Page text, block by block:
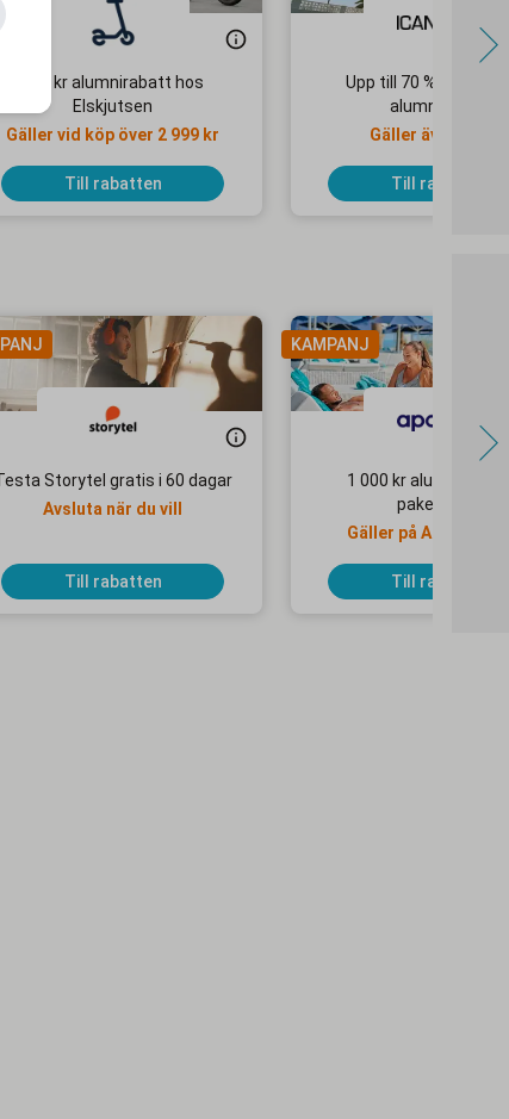
550 kr alumnirabatt hos
Elskjutsen
Gäller vid köp över 2 999 kr
Till rabatten
Upp till 70 % + 10 %
alumnirabatt
Gäller även på rea
Till rabatten
Storytel gratis i 60 dagar
Avsluta när du vill
Till rabatten
KAMPANJ
1 000 kr
paketresor
Gäller på Apollo
Till rabatten